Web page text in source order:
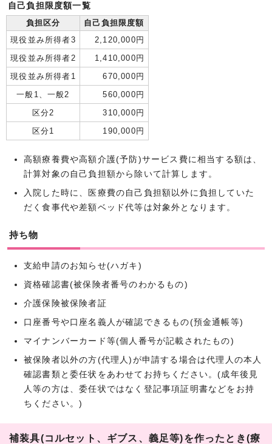
自己負担限度額一覧
負担区分
自己負担限度額
現役並み所得者3
2,120,000円
現役並み所得者2
1,410,000円
現役並み所得者1
670,000円
一般1、一般2
560,000円
区分2
310,000円
区分1
190,000円
高額療養費や高額介護(予防)サービス費に相当する額は、
計算対象の自己負担額から除いて計算します。
入院した時に、医療費の自己負担額以外に負担していた
だく食事代や差額ベッド代等は対象外となります。
持ち物
支給申請のお知らせ(ハガキ)
資格確認書(被保険者番号のわかるもの)
介護保険被保険者証
口座番号や口座名義人が確認できるもの(預金通帳等)
マイナンバーカード等(個人番号が記載されたもの)
被保険者以外の方(代理人)が申請する場合は代理人の本人
確認書類と委任状をあわせてお持ちください。(成年後見
人等の方は、委任状ではなく登記事項証明書などをお持
ちください。)
補装具(コルセット、ギブス、義足等)を作ったとき(療